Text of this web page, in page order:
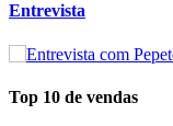
Entrevista
Top 10 de vendas